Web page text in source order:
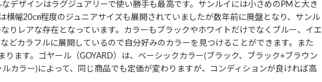
デザインはラグジュアリーで使い勝手も最高です。サンルイには小さめのPMと大き
横幅20㎝程度のジュニアサイズも展開されていましたが数年前に廃盤となり、サンル
りレアな存在となっています。カラーもブラックやホワイトだけでなくブルー、イエ
どカラフルに展開しているので自分好みのカラーを見つけることができます。また
ります。ゴヤール（GOYARD）は、ベーシックカラー(ブラック、ブラック+ブラウン
カラー)によって、同じ商品でも定価が変わりますが、コンディションが良ければ高